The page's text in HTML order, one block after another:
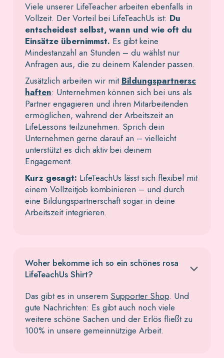
Viele unserer LifeTeacher arbeiten ebenfalls in
Vollzeit. Der Vorteil bei LifeTeachUs ist: Du
entscheidest selbst, wann und wie oft du
Einsätze übernimmst. Es gibt keine
Mindestanzahl an Stunden – du wählst nur
Anfragen aus, die zu deinem Kalender passen.
Zusätzlich arbeiten wir mit Bildungspartnersc
haften: Unternehmen können sich bei uns als
Partner engagieren und ihren Mitarbeitenden
ermöglichen, während der Arbeitszeit an
LifeLessons teilzunehmen. Sprich dein
Unternehmen gerne darauf an – vielleicht
unterstützt es dich aktiv bei deinem
Engagement.
Kurz gesagt: LifeTeachUs lässt sich flexibel mit
einem Vollzeitjob kombinieren – und durch
eine Bildungspartnerschaft sogar in deine
Arbeitszeit integrieren.
Woher bekomme ich so ein schönes rosa
LifeTeachUs Shirt?
Das gibt es in unserem Supporter Shop. Und
gute Nachrichten: Es gibt auch noch viele
weitere schöne Sachen und der Erlös fließt zu
100% in unsere gemeinnützige Arbeit.